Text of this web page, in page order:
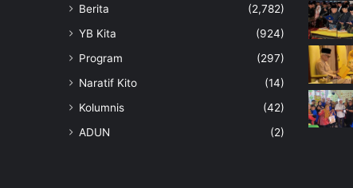
M
e
a
w
t
N
Berita
(2,782)
YB Kita
(924)
Program
(297)
Naratif Kito
(14)
Kolumnis
(42)
ADUN
(2)